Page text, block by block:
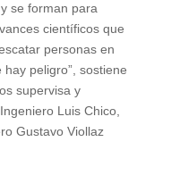
se forman para
científicos que
personas en
peligro”, sostiene
supervisa y
Luis Chico,
Gustavo Viollaz